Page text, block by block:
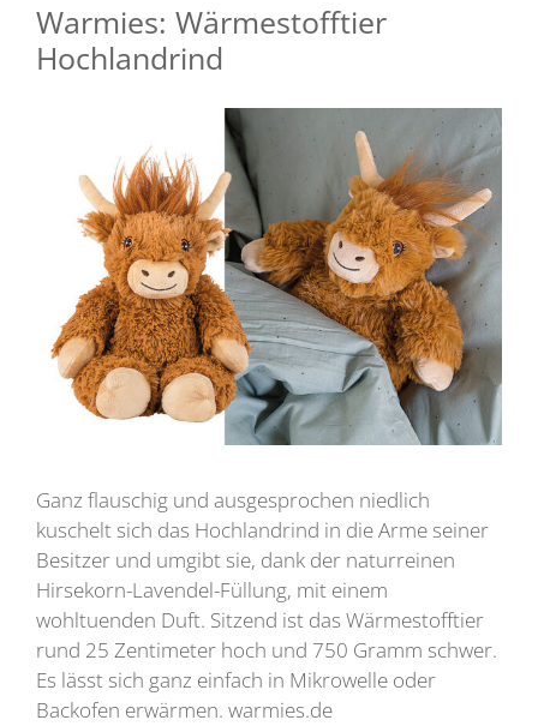
Warmies: Wärmestofftier
Hochlandrind
Ganz flauschig und ausgesprochen niedlich
kuschelt sich das Hochlandrind in die Arme seiner
Besitzer und umgibt sie, dank der naturreinen
Hirsekorn-Lavendel-Füllung, mit einem
wohltuenden Duft. Sitzend ist das Wärmestofftier
rund 25 Zentimeter hoch und 750 Gramm schwer.
Es lässt sich ganz einfach in Mikrowelle oder
Backofen erwärmen. warmies.de